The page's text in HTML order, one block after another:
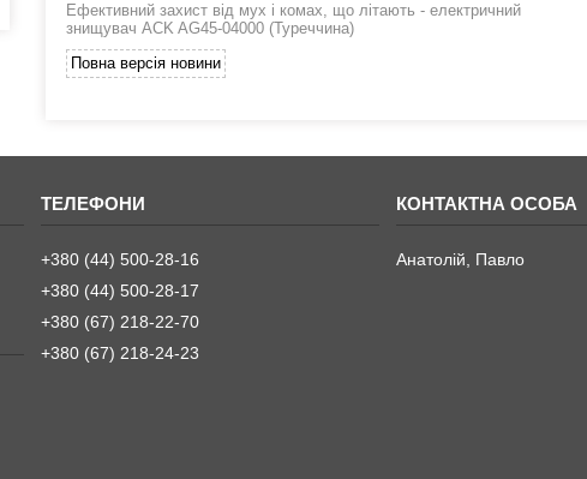
Ефективний захист від мух і комах, що літають - електричний
знищувач ACK AG45-04000 (Туреччина)
Повна версія новини
+380 (44) 500-28-16
+380 (44) 500-28-17
+380 (67) 218-22-70
+380 (67) 218-24-23
Анатолій, Павло